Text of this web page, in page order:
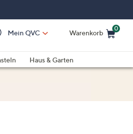
Mein QVC Warenkorb
0
Haus & Garten